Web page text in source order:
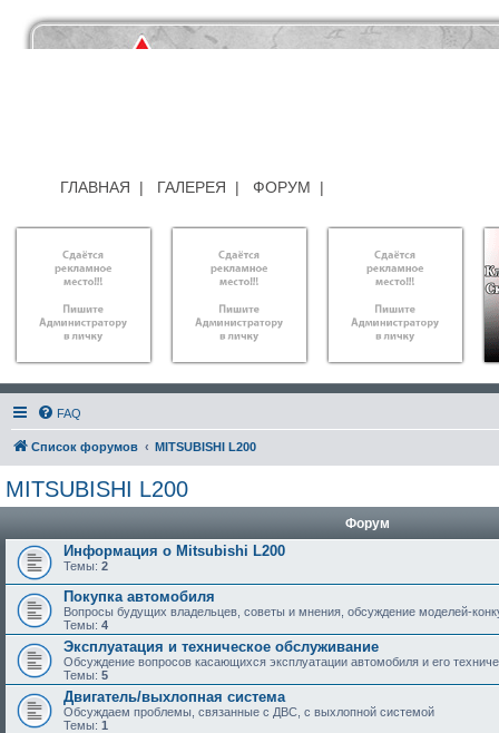
ГЛАВНАЯ | ГАЛЕРЕЯ | ФОРУМ |
FAQ
Список форумов MITSUBISHI L200
MITSUBISHI L200
Форум
Информация о Mitsubishi L200
Темы: 2
Покупка автомобиля
Вопросы будущих владельцев, советы и мнения, обсуждение моделей-
Темы: 4
Эксплуатация и техническое обслуживание
Обсуждение вопросов касающихся эксплуатации автомобиля и его
Темы: 5
Двигатель/выхлопная система
Обсуждаем проблемы, связанные с ДВС, с выхлопной системой
Темы: 1